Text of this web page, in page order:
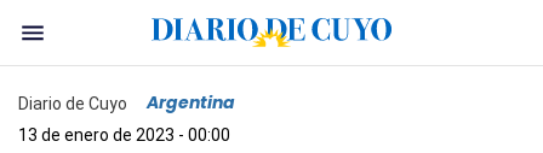
Diario de Cuyo Argentina
13 de enero de 2023 - 00:00